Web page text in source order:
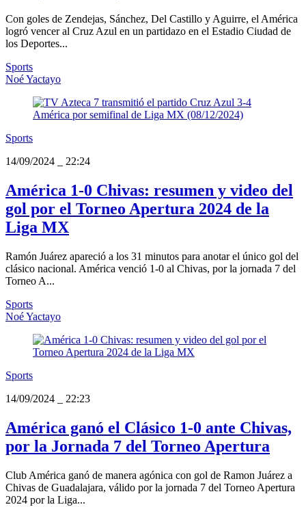
Con goles de Zendejas, Sánchez, Del Castillo y Aguirre, el América
logró vencer al Cruz Azul en un partidazo en el Estadio Ciudad de
los Deportes...
Sports
Noé Yactayo
Sports
14/09/2024
22:24
América 1-0 Chivas: resumen y video del
gol por el Torneo Apertura 2024 de la
Liga MX
Ramón Juárez apareció a los 31 minutos para anotar el único gol del
clásico nacional. América venció 1-0 al Chivas, por la jornada 7 del
Torneo A...
Sports
Noé Yactayo
Sports
14/09/2024
22:23
América ganó el Clásico 1-0 ante Chivas,
por la Jornada 7 del Torneo Apertura
Club América ganó de manera agónica con gol de Ramon Juárez a
Chivas de Guadalajara, válido por la jornada 7 del Torneo Apertura
2024 por la Liga...